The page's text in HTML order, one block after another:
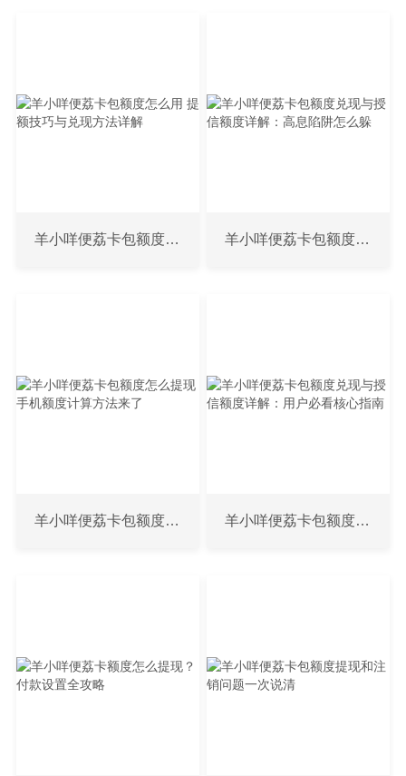
羊小咩便荔卡包额度怎么用 提额技巧与兑现方法详解 羊小咩便荔卡包额度兑现与授信额度详解：高息陷阱怎么躲
羊小咩便荔卡包额度怎么提现 手机额度计算方法来了 羊小咩便荔卡包额度兑现与授信额度详解：用户必看核心指南